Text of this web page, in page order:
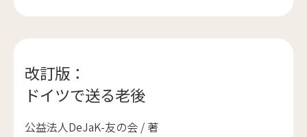
改訂版：
ドイツで送る老後
公益法人DeJaK-友の会 / 著